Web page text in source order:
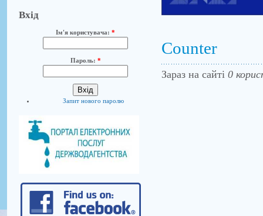
Вхід
Ім'я користувача: *
Пароль: *
Запит нового паролю
Counter
Зараз на сайті 0